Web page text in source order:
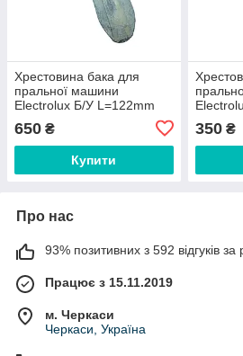
Хрестовина бака для
пральної машини
Electrolux Б/У L=122mm
650 ₴
Купити
350₴
Про нас
93% позитивних з 592 відгуків за
Працює з 15.11.2019
м. Черкаси
Черкаси, Україна